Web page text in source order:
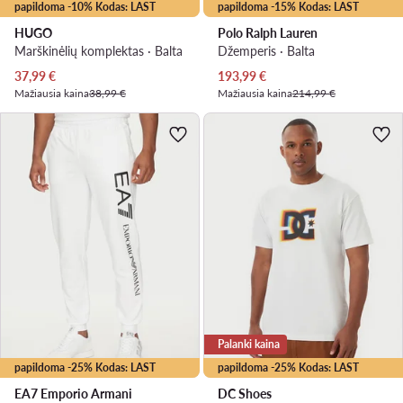
papildoma -10% Kodas: LAST
HUGO
Marškinėlių komplektas · Balta
Dabartinė kaina
37,99€
Mažiausia kaina38,99 €
papildoma -15% Kodas: LAST
Polo Ralph Lauren
Džemperis · Balta
Dabartinė kaina
193,99€
Mažiausia kaina214,99 €
papildoma -25% Kodas: LAST
EA7 Emporio Armani
papildoma -25% Kodas: LAST
Palanki kaina
DC Shoes